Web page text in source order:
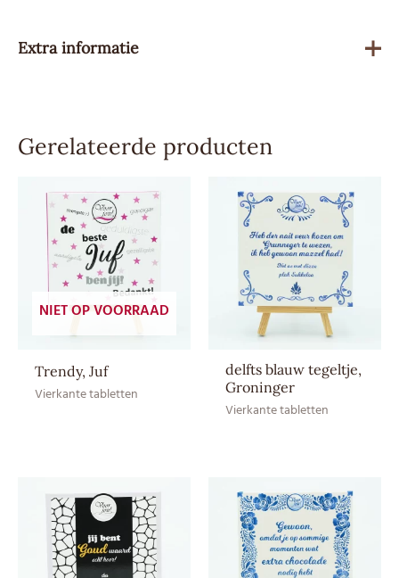
Extra informatie
Besteleenheid
1
Advies
verkoopprijs
Allergenen
Sporen
Product kan sporen van noten
Droog en bij
kamertemperatuur bewaren
Ingrediënten
aroma, Cacaoboter,
Cacaomassa, Emulgator:
SOJAlecithine, Suiker, Volle
MELKpoeder
Gerelateerde producten
NIET OP VOORRAAD
Trendy, Juf
Vierkante tabletten
delfts blauw tegeltje,
Groninger
Vierkante tabletten